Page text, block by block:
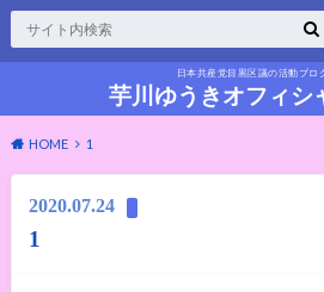
日本共産党目黒区議の活動ブロ
芋川ゆうきオフィシ
HOME 1
2020.07.24
1